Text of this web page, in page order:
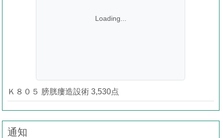
Loading...
Ｋ８０５ 膀胱瘻造設術 3,530点
通知